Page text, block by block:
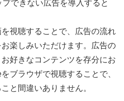
できない広告を導入すると
視聴することで、広告の流れ
楽しみいただけます。広告の
好きなコンテンツを存分にお
ブラウザで視聴することで、
と間違いありません。